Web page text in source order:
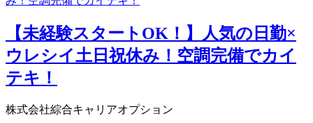
【未経験スタートOK！】人気の日勤×
ウレシイ土日祝休み！空調完備でカイ
テキ！
株式会社綜合キャリアオプション